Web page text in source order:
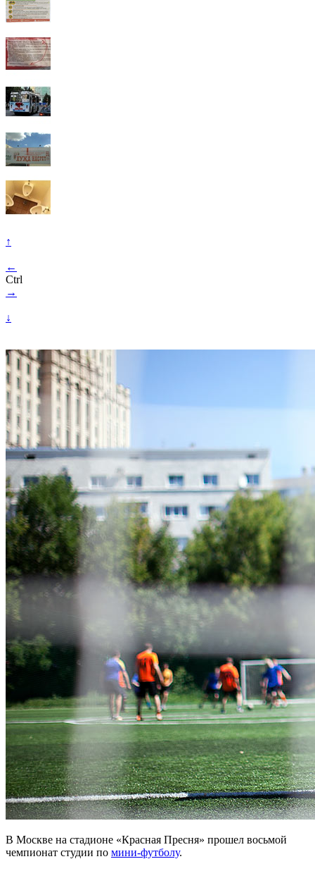
↑
←
Ctrl
→
↓
В Москве на стадионе «Красная Пресня» прошел восьмой
чемпионат студии по мини-футболу.